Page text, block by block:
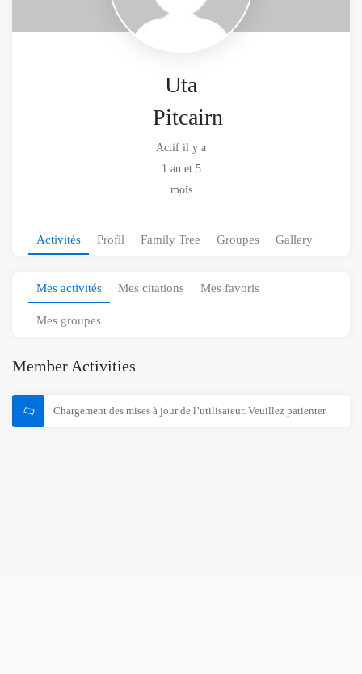
Uta
Pitcairn
Actif il y a
1 an et 5
mois
Activités Profil Family Tree Groupes Gallery
Mes activités Mes citations Mes favoris
Mes groupes
Member Activities
Chargement des mises à jour de l’utilisateur. Veuillez patienter.